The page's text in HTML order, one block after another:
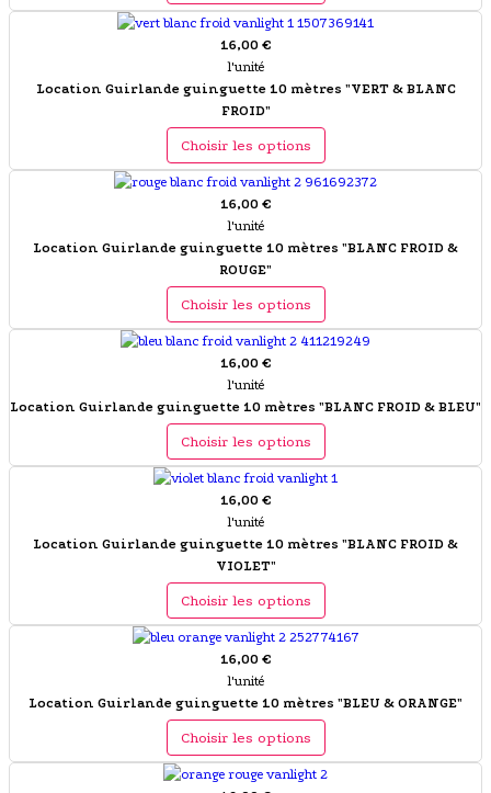
16,00 €
l'unité
Location Guirlande guinguette 10 mètres "VERT & BLANC
FROID"
Choisir les options
16,00 €
l'unité
Location Guirlande guinguette 10 mètres "BLANC FROID &
ROUGE"
Choisir les options
16,00 €
l'unité
Location Guirlande guinguette 10 mètres "BLANC FROID & BLEU"
Choisir les options
16,00 €
l'unité
Location Guirlande guinguette 10 mètres "BLANC FROID &
VIOLET"
Choisir les options
16,00 €
l'unité
Location Guirlande guinguette 10 mètres "BLEU & ORANGE"
Choisir les options